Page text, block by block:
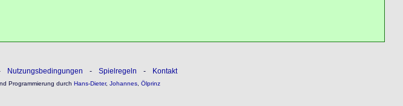
Nutzungsbedingungen - Spielregeln - Kontakt
Programmierung durch Hans-Dieter, Johannes, Ölprinz